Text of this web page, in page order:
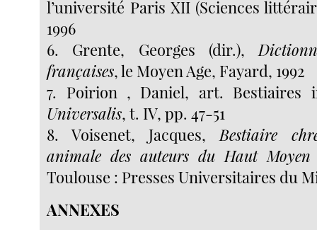
l’université Paris XII (Sciences
1996
6. Grente, Georges (dir.),
françaises, le Moyen Age, Fayard, 1992
7. Poirion , Daniel, art.
Universalis, t. IV, pp. 47-51
8. Voisenet, Jacques,Bestiaire
animale des auteurs du Haut
Toulouse : Presses Universitaires du
ANNEXES